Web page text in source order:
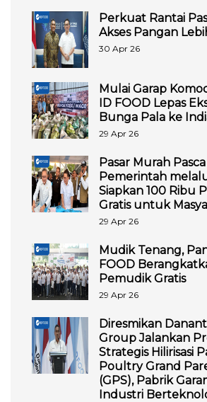
Perkuat Rantai
Akses Pangan
30 Apr 26
Mulai Garap
ID FOOD Lepas
Bunga Pala ke
29 Apr 26
Pasar Murah
Pemerintah
Siapkan 100 Ribu
Gratis untuk
29 Apr 26
Mudik Tenang,
FOOD
Pemudik Gratis
29 Apr 26
Diresmikan
Group Jalankan
Strategis Hilirisasi
Poultry Grand
(GPS), Pabrik
Industri